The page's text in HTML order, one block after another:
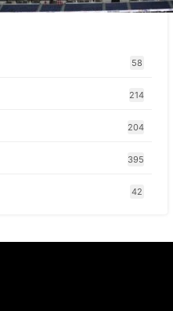
58
214
204
395
42